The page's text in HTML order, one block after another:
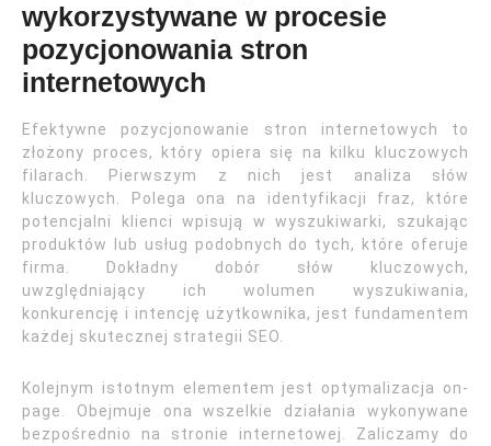
wykorzystywane w procesie
pozycjonowania stron
internetowych
Efektywne pozycjonowanie stron internetowych to
złożony proces, który opiera się na kilku kluczowych
filarach. Pierwszym z nich jest analiza słów
kluczowych. Polega ona na identyfikacji fraz, które
potencjalni klienci wpisują w wyszukiwarki, szukając
produktów lub usług podobnych do tych, które oferuje
firma. Dokładny dobór słów kluczowych,
uwzględniający ich wolumen wyszukiwania,
konkurencję i intencję użytkownika, jest fundamentem
każdej skutecznej strategii SEO.
Kolejnym istotnym elementem jest optymalizacja on-
page. Obejmuje ona wszelkie działania wykonywane
bezpośrednio na stronie internetowej. Zaliczamy do